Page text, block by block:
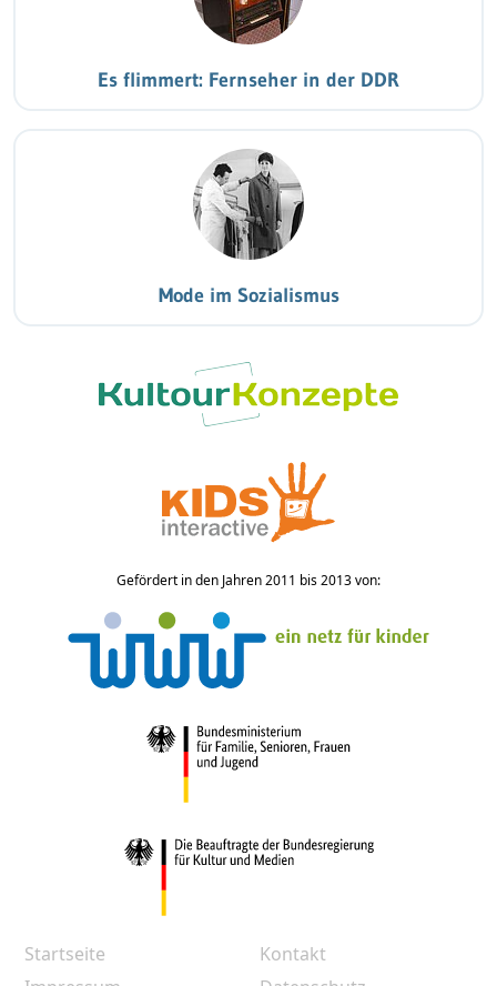
Es flimmert: Fernseher in der DDR
Mode im Sozialismus
Gefördert in den Jahren 2011 bis 2013 von:
Startseite
Kontakt